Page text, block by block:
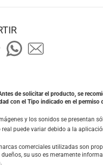
de solicitar el producto, se
con el Tipo indicado en el permiso
y los sonidos se presentan
real puede variar debido a la
comerciales utilizadas son
dueños, su uso es meramente